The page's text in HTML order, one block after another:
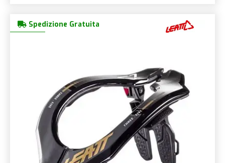
Spedizione Gratuita